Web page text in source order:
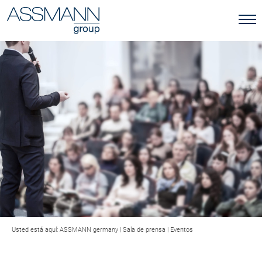
Usted está aquí: ASSMANN germany | Sala de prensa | Eventos